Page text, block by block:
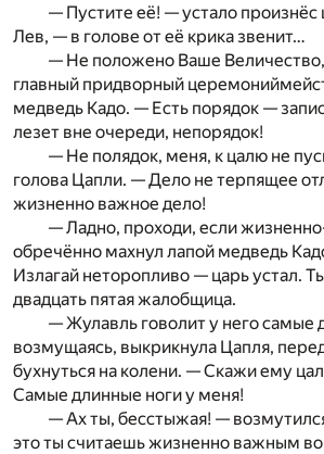
— Пустите её! — устало
Лев, — в голове от её крика звенит…
— Не положено Ваше Величество,
главный придворный
медведь Кадо. — Есть порядок —
лезет вне очереди, непорядок!
— Не полядок, меня, к цалю не
голова Цапли. — Дело не терпящее
жизненно важное дело!
— Ладно, проходи, если
обречённо махнул лапой медведь
Излагай неторопливо — царь устал.
двадцать пятая жалобщица.
— Жулавль говолит у него самые
возмущаясь, выкрикнула Цапля,
бухнуться на колени. — Скажи ему
Самые длинные ноги у меня!
— Ах ты, бесстыжая! —
это ты считаешь жизненно важным